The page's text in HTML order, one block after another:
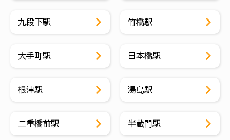
九段下駅 竹橋駅
大手町駅 日本橋駅
根津駅 湯島駅
二重橋前駅 半蔵門駅